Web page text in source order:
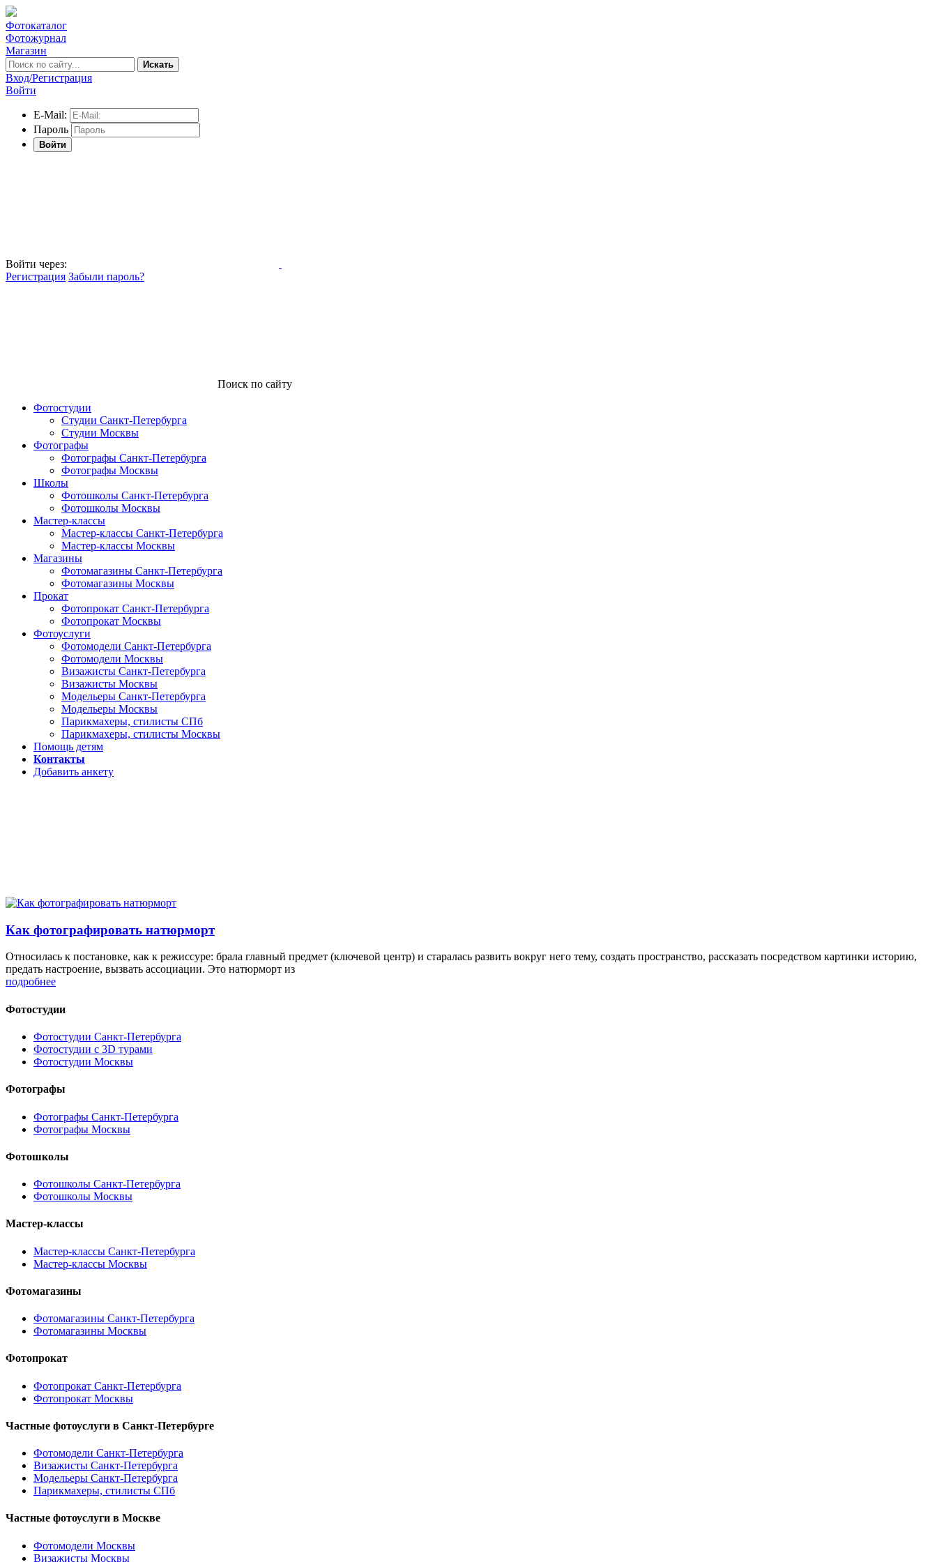
Фотокаталог
Фотожурнал
Магазин
Искать
Вход/Регистрация
Войти
E-Mail:
Пароль
Войти
Войти через:
Регистрация Забыли пароль?
Поиск по сайту
Фотостудии
Студии Санкт-Петербурга
Студии Москвы
Фотографы
Фотографы Санкт-Петербурга
Фотографы Москвы
Школы
Фотошколы Санкт-Петербурга
Фотошколы Москвы
Мастер-классы
Мастер-классы Санкт-Петербурга
Мастер-классы Москвы
Магазины
Фотомагазины Санкт-Петербурга
Фотомагазины Москвы
Прокат
Фотопрокат Санкт-Петербурга
Фотопрокат Москвы
Фотоуслуги
Фотомодели Санкт-Петербурга
Фотомодели Москвы
Визажисты Санкт-Петербурга
Визажисты Москвы
Модельеры Санкт-Петербурга
Модельеры Москвы
Парикмахеры, стилисты СПб
Парикмахеры, стилисты Москвы
Помощь детям
Контакты
Добавить анкету
Как фотографировать натюрморт
Относилась к постановке, как к режиссуре: брала главный предмет (ключевой центр) и старалась развить вокруг него тему, создать пространство, рассказать посредством картинки историю,
предать настроение, вызвать ассоциации. Это натюрморт из
подробнее
Фотостудии
Фотостудии Санкт-Петербурга
Фотостудии с 3D турами
Фотостудии Москвы
Фотографы
Фотографы Санкт-Петербурга
Фотографы Москвы
Фотошколы
Фотошколы Санкт-Петербурга
Фотошколы Москвы
Мастер-классы
Мастер-классы Санкт-Петербурга
Мастер-классы Москвы
Фотомагазины
Фотомагазины Санкт-Петербурга
Фотомагазины Москвы
Фотопрокат
Фотопрокат Санкт-Петербурга
Фотопрокат Москвы
Частные фотоуслуги в Санкт-Петербурге
Фотомодели Санкт-Петербурга
Визажисты Санкт-Петербурга
Модельеры Санкт-Петербурга
Парикмахеры, стилисты СПб
Частные фотоуслуги в Москве
Фотомодели Москвы
Визажисты Москвы